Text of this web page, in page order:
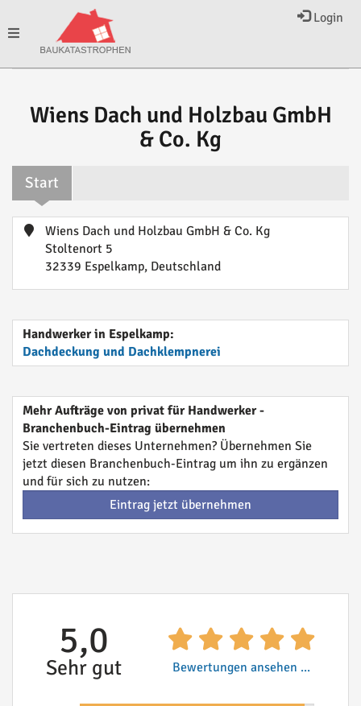
Login
Toggle
Wiens Dach und Holzbau GmbH
& Co. Kg
Start
Wiens Dach und Holzbau GmbH & Co. Kg
Stoltenort 5
32339 Espelkamp, Deutschland
Handwerker in Espelkamp:
Dachdeckung und Dachklempnerei
Mehr Aufträge von privat für Handwerker -
Branchenbuch-Eintrag übernehmen
Sie vertreten dieses Unternehmen? Übernehmen Sie
jetzt diesen Branchenbuch-Eintrag um ihn zu ergänzen
und für sich zu nutzen:
Eintrag jetzt übernehmen
5,0
Sehr gut Bewertungen ansehen ...